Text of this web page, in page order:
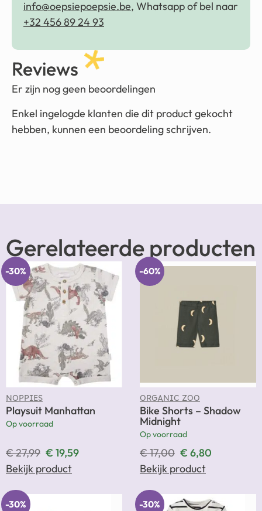
info@oepsiepoepsie.be, Whatsapp of bel naar
+32 456 89 24 93
Reviews
Er zijn nog geen beoordelingen
Enkel ingelogde klanten die dit product gekocht
hebben, kunnen een beoordeling schrijven.
Gerelateerde producten
-30%
NOPPIES
Playsuit Manhattan
Op voorraad
€27,99 € 19,59
Bekijk product
-60%
ORGANIC ZOO
Bike Shorts – Shadow
Midnight
Op voorraad
€17,00 € 6,80
Bekijk product
-30% -30%